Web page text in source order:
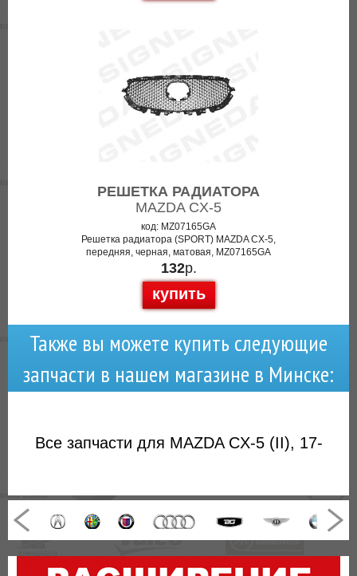
РЕШЕТКА РАДИАТОРА
MAZDA CX-5
код: MZ07165GA
Решетка радиатора (SPORT) MAZDA CX-5,
передняя, черная, матовая, MZ07165GA
132р.
купить
Также вы можете купить следующие
запчасти в нашем магазине в Минске:
Все запчасти для MAZDA CX-5 (II), 17-